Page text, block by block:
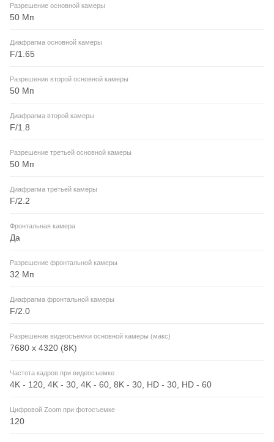
Разрешение основной камеры
50 Мп
Диафрагма основной камеры
F/1.65
Разрешение второй основной камеры
50 Мп
Диафрагма второй камеры
F/1.8
Разрешение третьей основной камеры
50 Мп
Диафрагма третьей камеры
F/2.2
Фронтальная камера
Да
Разрешение фронтальной камеры
32 Мп
Диафрагма фронтальной камеры
F/2.0
Разрешение видеосъемки основной камеры (макс)
7680 x 4320 (8K)
Частота кадров при видеосъемке
4K - 120, 4K - 30, 4K - 60, 8K - 30, HD - 30, HD - 60
Цифровой Zoom при фотосъемке
120